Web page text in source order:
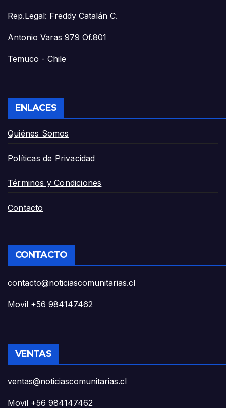
Rep.Legal: Freddy Catalán C.
Antonio Varas 979 Of.801
Temuco - Chile
ENLACES
Quiénes Somos
Políticas de Privacidad
Términos y Condiciones
Contacto
CONTACTO
contacto@noticiascomunitarias.cl
Movil +56 984147462
VENTAS
ventas@noticiascomunitarias.cl
Movil +56 984147462